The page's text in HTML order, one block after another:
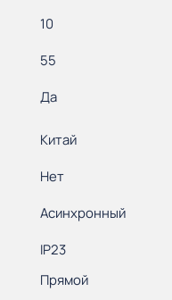
10
55
Да
Китай
Нет
Асинхронный
IP23
Прямой